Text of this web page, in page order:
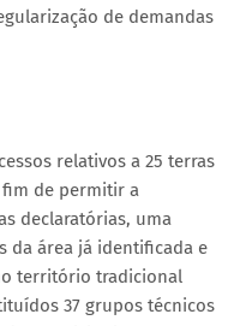
de demandas
relativos a 25 terras
de permitir a
declaratórias, uma
da área já identificada e
território tradicional
37 grupos técnicos